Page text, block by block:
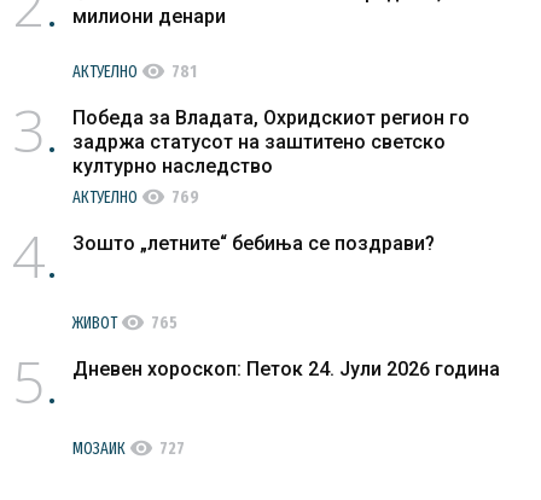
милиони денари
АКТУЕЛНО visibility 781
3
Победа за Владата, Охридскиот регион го
задржа статусот на заштитено светско
културно наследство
АКТУЕЛНО visibility 769
4 Зошто „летните“ бебиња се поздрави?
ЖИВОТvisibility 765
5 Дневен хороскоп: Петок 24. Јули 2026 година
МОЗАИК visibility 727